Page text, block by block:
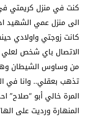
كنت في منزل كريمتي
الى منزل عمي الشهيد
كانت زوجتي واولادي
الاتصال باي شخص
من وساوس الشيطان
تذهب بعقلي.. وانا في
المرة خالي أبو “صلاح”
المنهارة ورديت على